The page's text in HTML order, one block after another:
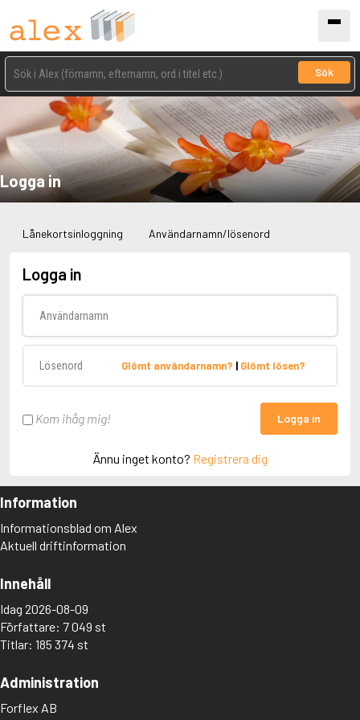
Sök
Logga in
Lånekortsinloggning Användarnamn/lösenord
Logga in
Glömt användarnamn? | Glömt lösen?
Kom ihåg mig! Logga in
Ännu inget konto? Registrera dig
Information
Informationsblad om Alex
Aktuell driftinformation
Innehåll
Idag 2026-08-09
Författare: 7 049 st
Titlar: 185 374 st
Administration
Forflex AB